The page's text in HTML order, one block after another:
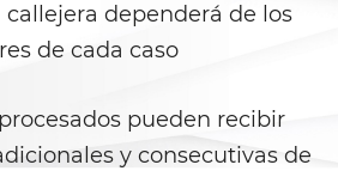
dependerá de los
de cada caso
​​pueden recibir
y consecutivas de